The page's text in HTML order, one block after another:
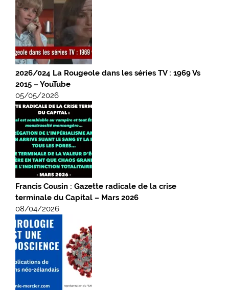
2026/024 La Rougeole dans les séries TV : 1969 Vs
2015 – YouTube
05/05/2026
Francis Cousin : Gazette radicale de la crise
terminale du Capital – Mars 2026
08/04/2026